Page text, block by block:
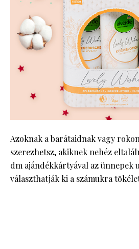
Azoknak a barátaidnak vagy
szerezhetsz, akiknek nehéz
dm ajándékkártyával az ünnepek
választhatják ki a számukra